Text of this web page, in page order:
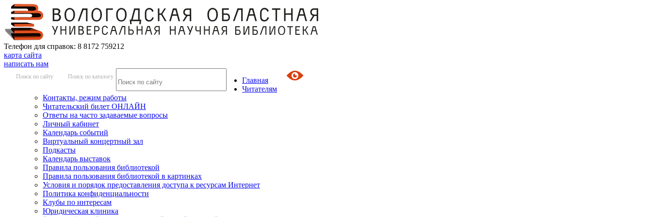
Телефон для справок: 8 8172 759212
карта сайта
написать нам
Поиск по сайту Поиск по каталогу
Главная
Читателям
Контакты, режим работы
Читательский билет ОНЛАЙН
Ответы на часто задаваемые вопросы
Личный кабинет
Календарь событий
Виртуальный концертный зал
Подкасты
Календарь выставок
Правила пользования библиотекой
Правила пользования библиотекой в картинках
Условия и порядок предоставления доступа к ресурсам Интернет
Политика конфиденциальности
Клубы по интересам
Юридическая клиника